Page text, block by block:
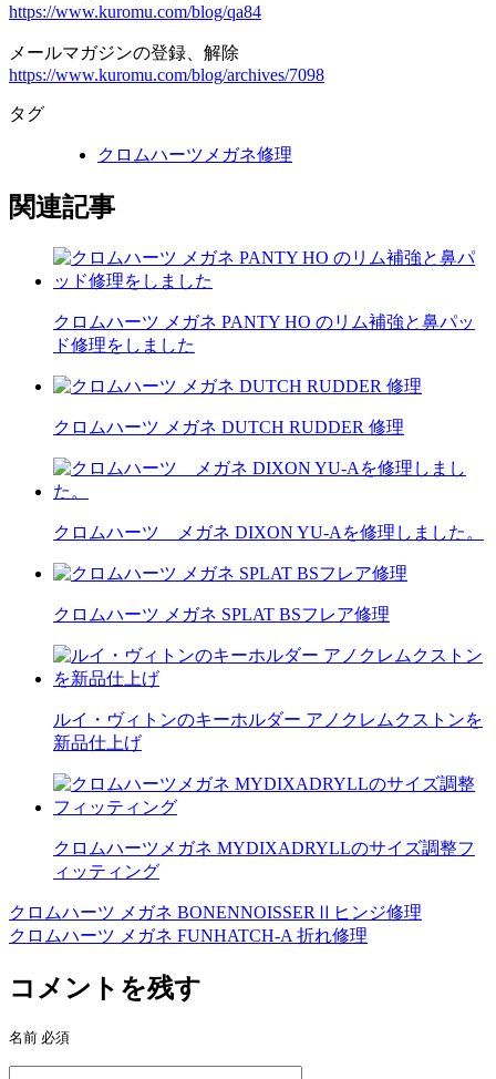
https://www.kuromu.com/blog/qa84
メールマガジンの登録、解除
https://www.kuromu.com/blog/archives/7098
タグ
クロムハーツメガネ修理
関連記事
クロムハーツ メガネ PANTY HO のリム補強と鼻パッ
ド修理をしました
クロムハーツ メガネ DUTCH RUDDER 修理
クロムハーツ メガネ DIXON YU-Aを修理しました。
クロムハーツ メガネ SPLAT BSフレア修理
ルイ・ヴィトンのキーホルダー アノクレムクストンを
新品仕上げ
クロムハーツメガネ MYDIXADRYLLのサイズ調整フ
ィッティング
投
稿
ナ
ビ
ゲ
クロムハーツ メガネ BONENNOISSERⅡヒンジ修理
クロムハーツ メガネ FUNHATCH-A 折れ修理
コメントを残す
名前 必須